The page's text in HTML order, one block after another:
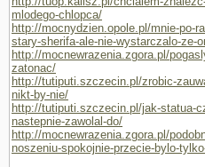
mlodego-chlopca/
http://mocnydzien.opole.pl/mnie-po-
stary-sherifa-ale-nie-wystarczalo-ze-
http://mocnewrazenia.zgora.pl/
zatonac/
http://tutiputi.szczecin.pl/zrobic-
nikt-by-nie/
http://tutiputi.szczecin.pl/jak-statua-
nastepnie-zawolal-do/
http://mocnewrazenia.zgora.pl/
noszeniu-spokojnie-przecie-bylo-